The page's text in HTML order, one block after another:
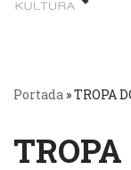
Portada »TROPA